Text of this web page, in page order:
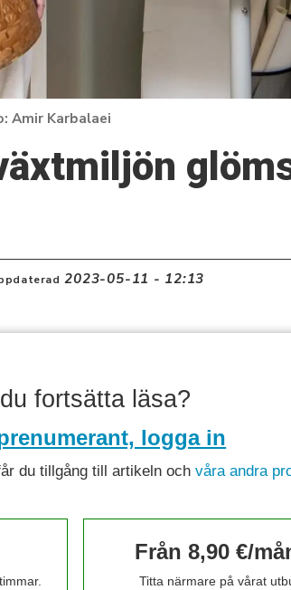
Amir Karbalaei
2023-05-11 - 12:13
fortsätta läsa?
logga in
du tillgång till artikeln ochvåra andra
Från 8,90 €/
Titta närmare på vårat